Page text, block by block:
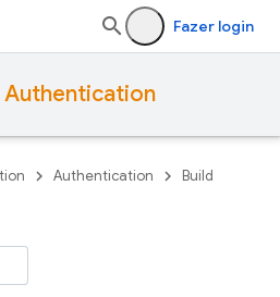
Fazer login
Authentication
Authentication Build